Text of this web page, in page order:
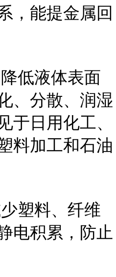
，能提金属回
低液体表面
、分散、润湿
于日用化工、
料加工和石油
塑料、纤维
电积累，防止